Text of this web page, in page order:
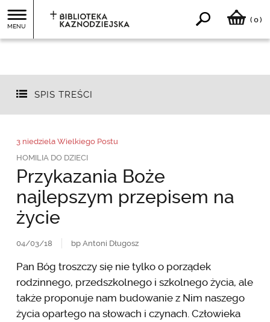
MENU
( 0)
SPIS TREŚCI
3 niedziela Wielkiego Postu
HOMILIA DO DZIECI
Przykazania Boże
najlepszym przepisem na
życie
04/03/18 bp Antoni Długosz
Pan Bóg troszczy się nie tylko o porządek
rodzinnego, przedszkolnego i szkolnego życia, ale
także proponuje nam budowanie z Nim naszego
życia opartego na słowach i czynach. Człowieka